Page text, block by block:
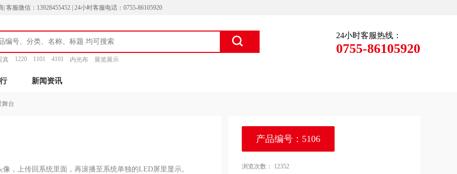
服微信：13928455452 | 24小时客服电话：0755-86105920
真 1220 1101 4101 内光布 展览展示
24小时客服热线：
0755-86105920
新闻资讯
舞台
上传回系统里面，再滚播至系统单独的LED屏里显示。
产品编号：5106
浏览次数： 12352